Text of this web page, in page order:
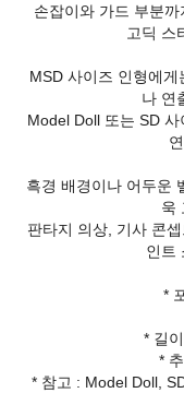
손잡이와 가드 부분
고딕 스
MSD 사이즈 인형에
나 연
Model Doll 또는 SD
흑경 배경이나 어두운
욱
판타지 의상, 기사 콘
인트
*
* 길
*
* 참고 : Model Doll,